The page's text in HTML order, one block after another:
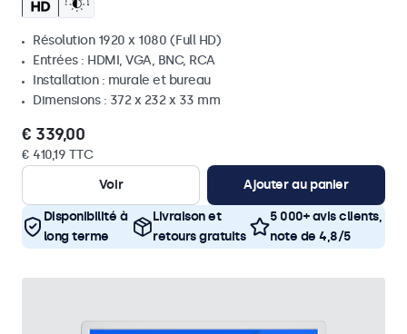
Résolution 1920 x 1080 (Full HD)
Entrées : HDMI, VGA, BNC, RCA
Installation : murale et bureau
Dimensions : 372 x 232 x 33 mm
€ 339,00
€ 410,19 TTC
Voir
Ajouter au panier
Disponibilité à
long terme
Livraison et
retours gratuits
5 000+ avis clients,
note de 4,8/5